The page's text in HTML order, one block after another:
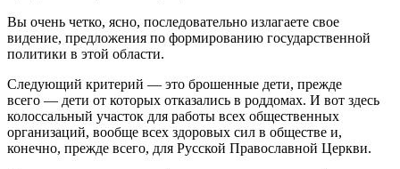
Вы очень четко, ясно, последовательно излагаете свое
видение, предложения по формированию государственной
политики в этой области.
Следующий критерий — это брошенные дети, прежде
всего — дети от которых отказались в роддомах. И вот здесь
колоссальный участок для работы всех общественных
организаций, вообще всех здоровых сил в обществе и,
конечно, прежде всего, для Русской Православной Церкви.